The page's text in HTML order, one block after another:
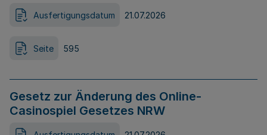
Ausfertigungsdatum 21.07.2026
Seite 595
Gesetz zur Änderung des Online-
Casinospiel Gesetzes NRW